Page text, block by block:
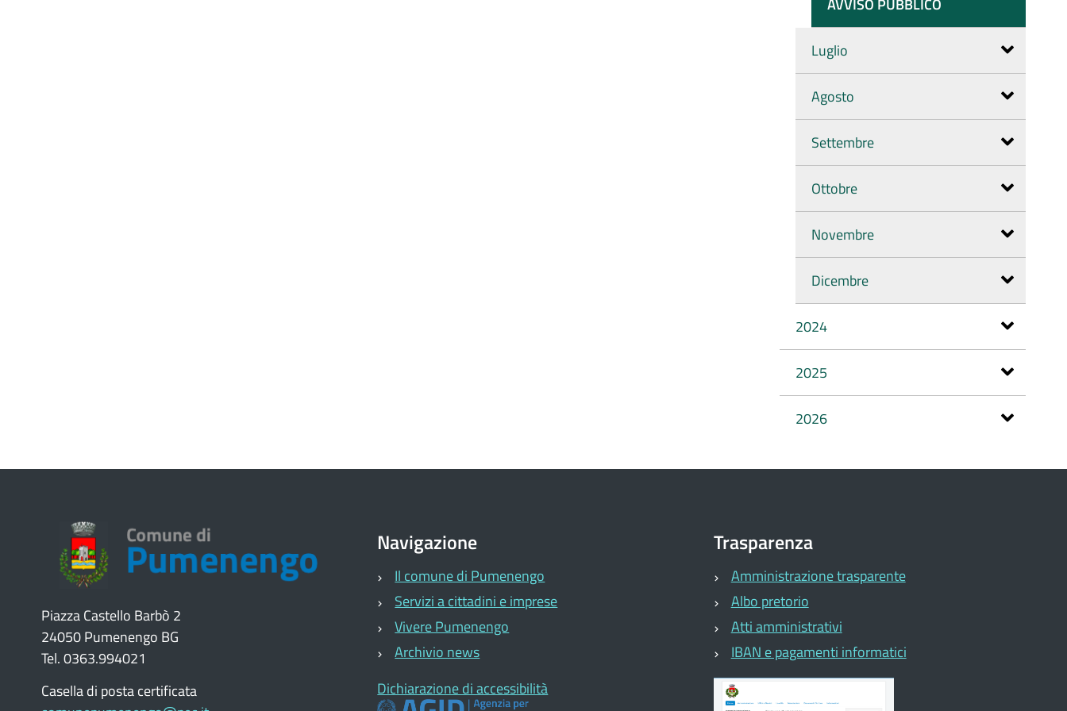
Luglio
Agosto
Settembre
Ottobre
Novembre
Dicembre
2024
2025
2026
Piazza Castello Barbò 2
24050 Pumenengo BG
Tel. 0363.994021
Casella di posta certificata
Navigazione
Il comune di Pumenengo
Servizi a cittadini e imprese
Vivere Pumenengo
Archivio news
Dichiarazione di accessibilità
Trasparenza
Amministrazione trasparente
Albo pretorio
Atti amministrativi
IBAN e pagamenti informatici